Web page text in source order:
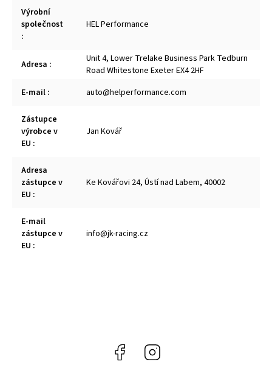
Výrobní
společnost
:
HEL Performance
Adresa :
Unit 4, Lower Trelake Business Park Tedburn
Road Whitestone Exeter EX4 2HF
E-mail : auto@helperformance.com
Zástupce
výrobce v
EU :
Jan Kovář
Adresa
zástupce v
EU :
Ke Kovářovi 24, Ústí nad Labem, 40002
E-mail
zástupce v
EU :
info@jk-racing.cz
Facebook